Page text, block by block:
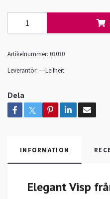
Artikelnummer: 03030
Leverantör: ---Leifheit
Dela
INFORMATION
Elegant Visp